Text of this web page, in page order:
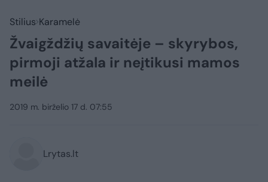
Stilius Karamelė
Žvaigždžių savaitėje – skyrybos,
pirmoji atžala ir neįtikusi mamos
meilė
2019 m. birželio 17 d. 07:55
Lrytas.lt